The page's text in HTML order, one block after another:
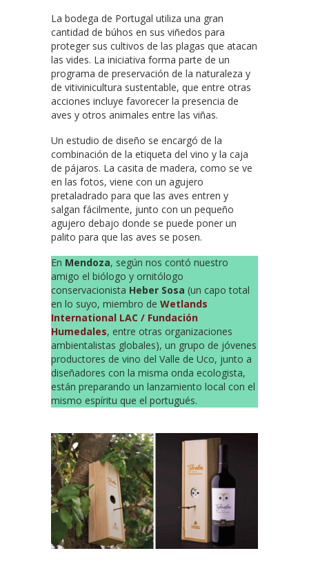
La bodega de Portugal utiliza una gran
cantidad de búhos en sus viñedos para
proteger sus cultivos de las plagas que atacan
las vides. La iniciativa forma parte de un
programa de preservación de la naturaleza y
de vitivinicultura sustentable, que entre otras
acciones incluye favorecer la presencia de
aves y otros animales entre las viñas.
Un estudio de diseño se encargó de la
combinación de la etiqueta del vino y la caja
de pájaros. La casita de madera, como se ve
en las fotos, viene con un agujero
pretaladrado para que las aves entren y
salgan fácilmente, junto con un pequeño
agujero debajo donde se puede poner un
palito para que las aves se posen.
En Mendoza, según nos contó nuestro
amigo el biólogo y ornitólogo
conservacionista Heber Sosa (un capo total
en lo suyo, miembro de Wetlands
International LAC / Fundación
Humedales, entre otras organizaciones
ambientalistas globales), un grupo de jóvenes
productores de vino del Valle de Uco, junto a
diseñadores con la misma onda ecologista,
están preparando un lanzamiento local con el
mismo espíritu que el portugués.